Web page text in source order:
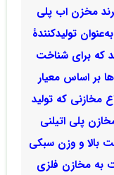
مخزن اب پلی
تولیدکنندۀ
که برای شناخت
بر اساس معیار
مخازنی که تولید
پلی ‌اتیلنی
بالا و وزن سبکی
به مخازن فلزی